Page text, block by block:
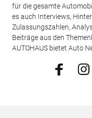
für die gesamte
es auch Interviews,
Zulassungszahlen,
Beiträge aus den
AUTOHAUS bietet Auto